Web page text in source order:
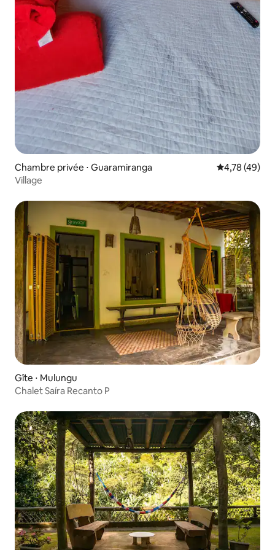
Chambre privée ⋅ Guaramiranga Évaluation
4,78 (49)
Village
Gîte ⋅ Mulungu
Chalet Saíra Recanto P